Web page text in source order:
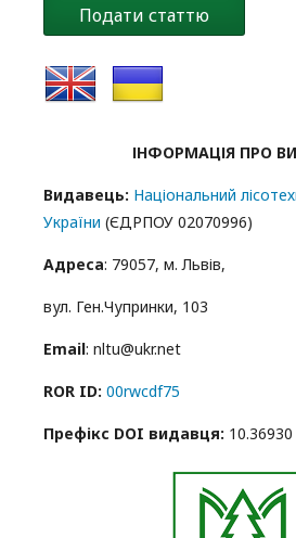
Подати статтю
ІНФОРМАЦІЯ ПРО
Видавець: Національний
України (ЄДРПОУ 02070996)
Адреса: 79057, м. Львів,
вул. Ген.Чупринки, 103
Email: nltu@ukr.net
ROR ID: 00rwcdf75
Префікс DOI видавця: 10.36930